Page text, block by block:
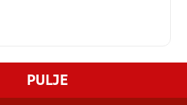
PULJE